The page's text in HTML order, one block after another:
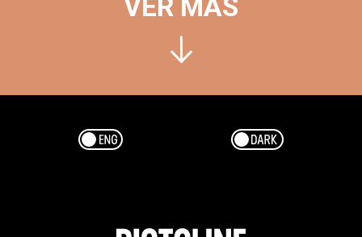
VER MÁS
Esp/Eng Dark/Light